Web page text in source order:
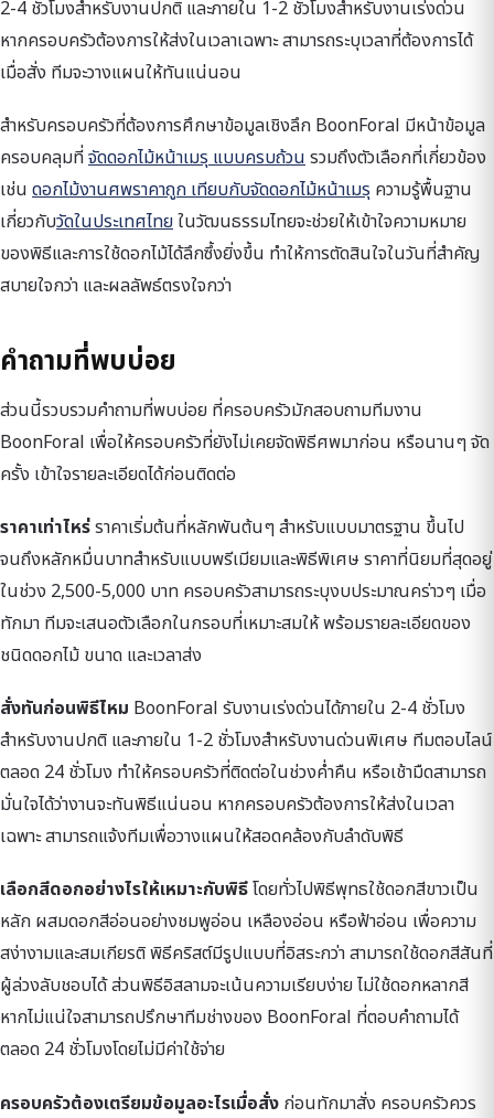
2-4 ชั่วโมงสำหรับงานปกติ และภายใน 1-2 ชั่วโมงสำหรับงานเร่งด่วน
หากครอบครัวต้องการให้ส่งในเวลาเฉพาะ สามารถระบุเวลาที่ต้องการได้
เมื่อสั่ง ทีมจะวางแผนให้ทันแน่นอน
สำหรับครอบครัวที่ต้องการศึกษาข้อมูลเชิงลึก BoonForal มีหน้าข้อมูล
ครอบคลุมที่จัดดอกไม้หน้าเมรุ แบบครบถ้วนรวมถึงตัวเลือกที่เกี่ยวข้อง
เช่น ดอกไม้งานศพราคาถูก เทียบกับจัดดอกไม้หน้าเมรุ ความรู้พื้นฐาน
เกี่ยวกับวัดในประเทศไทยในวัฒนธรรมไทยจะช่วยให้เข้าใจความหมาย
ของพิธีและการใช้ดอกไม้ได้ลึกซึ้งยิ่งขึ้น ทำให้การตัดสินใจในวันที่สำคัญ
สบายใจกว่า และผลลัพธ์ตรงใจกว่า
คำถามที่พบบ่อย
ส่วนนี้รวบรวมคำถามที่พบบ่อย ที่ครอบครัวมักสอบถามทีมงาน
BoonForal เพื่อให้ครอบครัวที่ยังไม่เคยจัดพิธีศพมาก่อน หรือนานๆ จัด
ครั้ง เข้าใจรายละเอียดได้ก่อนติดต่อ
ราคาเท่าไหร่ราคาเริ่มต้นที่หลักพันต้นๆ สำหรับแบบมาตรฐาน ขึ้นไป
จนถึงหลักหมื่นบาทสำหรับแบบพรีเมียมและพิธีพิเศษ ราคาที่นิยมที่สุดอยู่
ในช่วง 2,500-5,000 บาท ครอบครัวสามารถระบุงบประมาณคร่าวๆ เมื่อ
ทักมา ทีมจะเสนอตัวเลือกในกรอบที่เหมาะสมให้ พร้อมรายละเอียดของ
ชนิดดอกไม้ ขนาด และเวลาส่ง
สั่งทันก่อนพิธีไหม BoonForal รับงานเร่งด่วนได้ภายใน 2-4 ชั่วโมง
สำหรับงานปกติ และภายใน 1-2 ชั่วโมงสำหรับงานด่วนพิเศษ ทีมตอบไลน์
ตลอด 24 ชั่วโมง ทำให้ครอบครัวที่ติดต่อในช่วงค่ำคืน หรือเช้ามืดสามารถ
มั่นใจได้ว่างานจะทันพิธีแน่นอน หากครอบครัวต้องการให้ส่งในเวลา
เฉพาะ สามารถแจ้งทีมเพื่อวางแผนให้สอดคล้องกับลำดับพิธี
เลือกสีดอกอย่างไรให้เหมาะกับพิธีโดยทั่วไปพิธีพุทธใช้ดอกสีขาวเป็น
หลัก ผสมดอกสีอ่อนอย่างชมพูอ่อน เหลืองอ่อน หรือฟ้าอ่อน เพื่อความ
สง่างามและสมเกียรติ พิธีคริสต์มีรูปแบบที่อิสระกว่า สามารถใช้ดอกสีสันที่
ผู้ล่วงลับชอบได้ ส่วนพิธีอิสลามจะเน้นความเรียบง่าย ไม่ใช้ดอกหลากสี
หากไม่แน่ใจสามารถปรึกษาทีมช่างของ BoonForal ที่ตอบคำถามได้
ตลอด 24 ชั่วโมงโดยไม่มีค่าใช้จ่าย
ครอบครัวต้องเตรียมข้อมูลอะไรเมื่อสั่ง ก่อนทักมาสั่ง ครอบครัวควร